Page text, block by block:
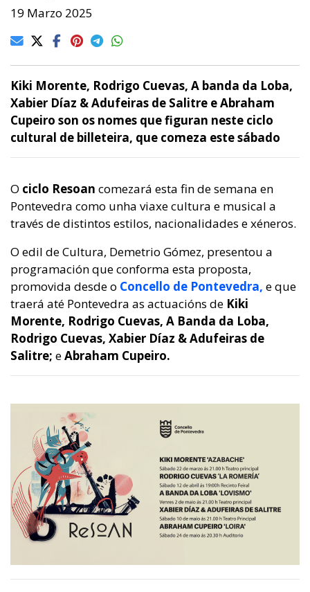
19 Marzo 2025
Kiki Morente, Rodrigo Cuevas, A banda da Loba,
Xabier Díaz & Adufeiras de Salitre e Abraham
Cupeiro son os nomes que figuran neste ciclo
cultural de billeteira, que comeza este sábado
O ciclo Resoan comezará esta fin de semana en
Pontevedra como unha viaxe cultura e musical a
través de distintos estilos, nacionalidades e xéneros.
O edil de Cultura, Demetrio Gómez, presentou a
programación que conforma esta proposta,
promovida desde o Concello de Pontevedra, e que
traerá até Pontevedra as actuacións de Kiki
Morente, Rodrigo Cuevas, A Banda da Loba,
Rodrigo Cuevas, Xabier Díaz & Adufeiras de
Salitre; eAbraham Cupeiro.